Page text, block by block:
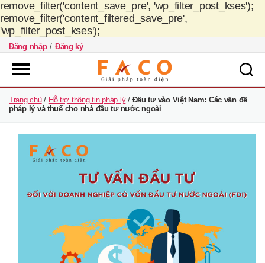
remove_filter('content_save_pre', 'wp_filter_post_kses');
remove_filter('content_filtered_save_pre',
'wp_filter_post_kses');
Đăng nhập / Đăng ký
FACO
Việt
Nam
Trang chủ/ Hỗ trợ thông tin pháp lý/ Đầu tư vào Việt Nam: Các vấn đề
pháp lý và thuế cho nhà đầu tư nước ngoài